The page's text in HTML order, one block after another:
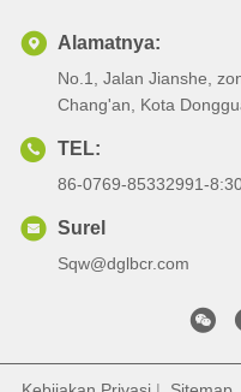
Alamatnya:
No.1, Jalan Jianshe,
Chang'an, Kota
TEL:
86-0769-85332991-
Surel
Sqw@dglbcr.com